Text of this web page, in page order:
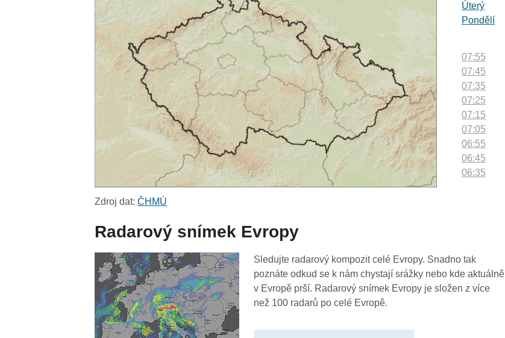
Úterý
Pondělí
07:55
07:45
07:35
07:25
07:15
07:05
06:55
06:45
06:35
05:35
05:25
05:15
Zdroj dat:ČHMÚ
Radarový snímek Evropy
Sledujte radarový kompozit celé Evropy. Snadno tak
poznáte odkud se k nám chystají srážky nebo kde aktuálně
v Evropě prší. Radarový snímek Evropy je složen z více
než 100 radarů po celé Evropě.